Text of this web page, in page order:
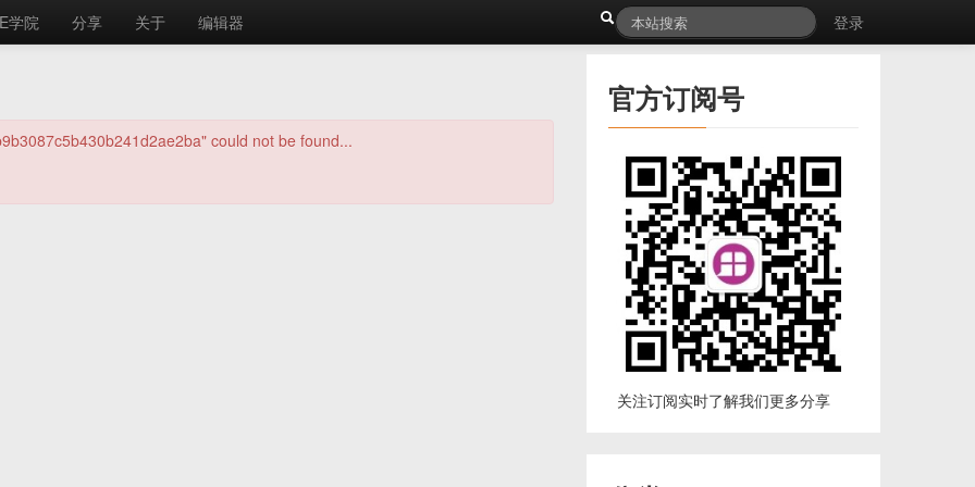
学院 分享 关于 编辑器 登录
could not be found...
官方订阅号
关注订阅实时了解我们更多分享